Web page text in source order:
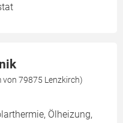
von 79875 Lenzkirch)
Ölheizung,